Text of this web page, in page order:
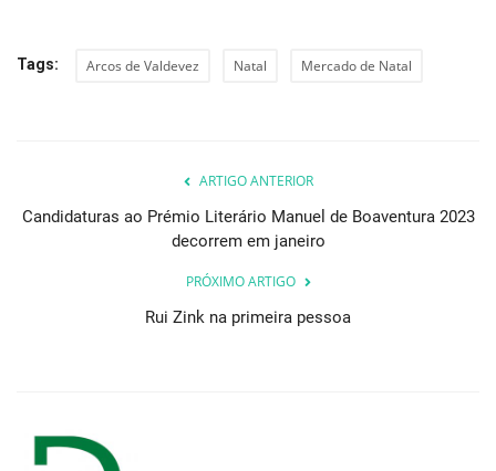
Tags: Arcos de Valdevez Natal Mercado de Natal
ARTIGO ANTERIOR
Candidaturas ao Prémio Literário Manuel de Boaventura 2023
decorrem em janeiro
PRÓXIMO ARTIGO
Rui Zink na primeira pessoa